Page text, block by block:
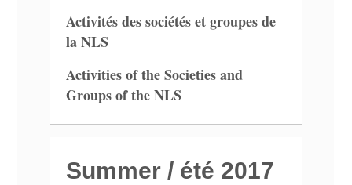
Activités des sociétés et groupes de
la NLS
Activities of the Societies and
Groups of the NLS
Summer / été 2017